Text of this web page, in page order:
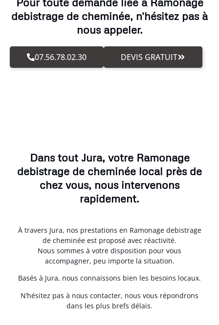
debistrage de cheminée, n'hésitez pas à
nous appeler.
07.56.78.02.30 DEVIS GRATUIT
Dans tout Jura, votre Ramonage
debistrage de cheminée local près de
chez vous, nous intervenons
rapidement.
À travers Jura, nos prestations en Ramonage debistrage
de cheminée est proposé avec réactivité.
Nous sommes à votre disposition pour vous
accompagner, peu importe la situation.
Basés à Jura, nous connaissons bien les besoins locaux.
N’hésitez pas à nous contacter, nous vous répondrons
dans les plus brefs délais.